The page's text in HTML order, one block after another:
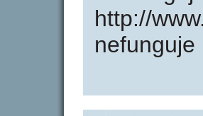
http://
nefunguje